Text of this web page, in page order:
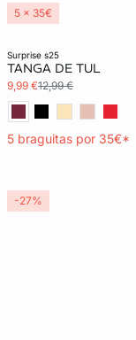
surprise s25
TANGA DE TUL
9,99 €12,99 €
5 braguitas por 35€*
5 x 35€
-27%